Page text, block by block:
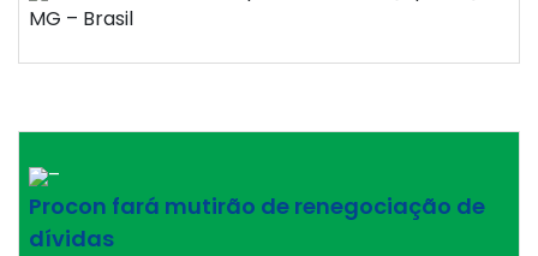
MG – Brasil
–
Procon fará mutirão de renegociação de
dívidas